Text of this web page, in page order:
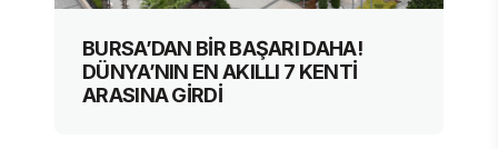
BURSA’DAN BİR BAŞARI DAHA!
DÜNYA’NIN EN AKILLI 7 KENTİ
ARASINA GİRDİ